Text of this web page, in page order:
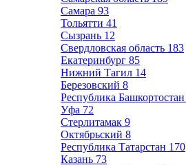
Самара 93
Тольятти 41
Сызрань 12
Свердловская область 183
Екатеринбург 85
Нижний Тагил 14
Березовский 8
Республика Башкортостан
Уфа 72
Стерлитамак 9
Октябрьский 8
Республика Татарстан 170
Казань 73